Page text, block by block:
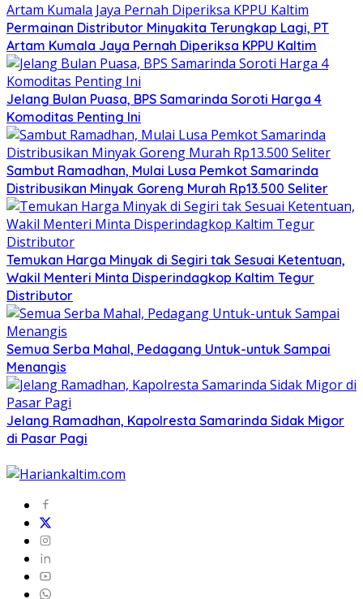
Permainan Distributor Minyakita Terungkap Lagi, PT
Artam Kumala Jaya Pernah Diperiksa KPPU Kaltim
Jelang Bulan Puasa, BPS Samarinda Soroti Harga 4
Komoditas Penting Ini
Sambut Ramadhan, Mulai Lusa Pemkot Samarinda
Distribusikan Minyak Goreng Murah Rp13.500 Seliter
Temukan Harga Minyak di Segiri tak Sesuai Ketentuan,
Wakil Menteri Minta Disperindagkop Kaltim Tegur
Distributor
Semua Serba Mahal, Pedagang Untuk-untuk Sampai
Menangis
Jelang Ramadhan, Kapolresta Samarinda Sidak Migor
di Pasar Pagi